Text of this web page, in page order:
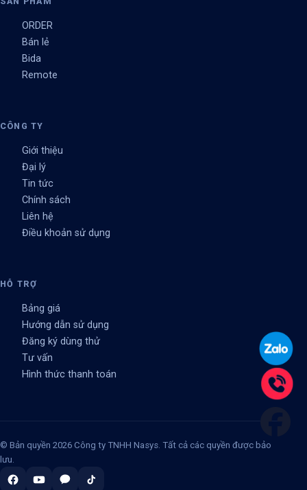
ORDER
Bán lẻ
Bida
Remote
CÔNG TY
Giới thiệu
Đại lý
Tin tức
Chính sách
Liên hệ
Điều khoản sử dụng
HỖ TRỢ
Bảng giá
Hướng dẫn sử dụng
Đăng ký dùng thử
Tư vấn
Hình thức thanh toán
© Bản quyền 2026 Công ty TNHH Nasys. Tất cả các quyền được bảo
lưu.